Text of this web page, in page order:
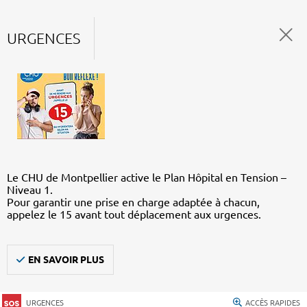
URGENCES
Le CHU de Montpellier active le Plan Hôpital en Tension –
Niveau 1.
Pour garantir une prise en charge adaptée à chacun,
appelez le 15 avant tout déplacement aux urgences.
EN SAVOIR PLUS
URGENCES ACCÈS RAPIDES